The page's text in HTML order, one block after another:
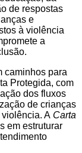
de respostas
e
à violência
a
caminhos para
Protegida, com
dos fluxos
de crianças
A Carta
em estruturar